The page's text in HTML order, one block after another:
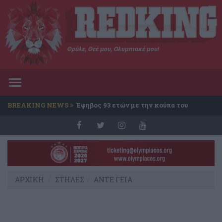
Θρύλε, Θεέ μου, Ολυμπιακέ μου!
Toggle
BREAKING NEWS Έφηβος 93 ετών με την κούπα του
ΑΡΧΙΚΗ ΣΤΗΛΕΣ ΑΝΤΕ ΓΕΙΑ